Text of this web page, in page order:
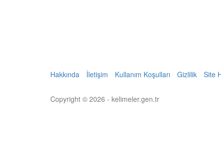
Hakkında İletişim Kullanım Koşulları Gizlilik Site
Copyright © 2026 - kelimeler.gen.tr